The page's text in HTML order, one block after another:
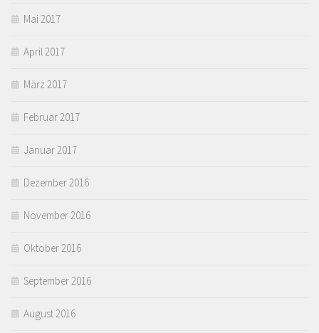
Mai 2017
April 2017
März 2017
Februar 2017
Januar 2017
Dezember 2016
November 2016
Oktober 2016
September 2016
August 2016